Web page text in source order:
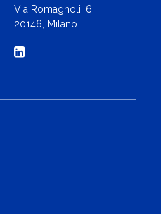
Via Romagnoli, 6
20146, Milano